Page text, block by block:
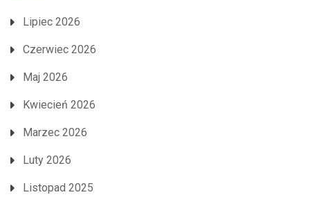
Lipiec 2026
Czerwiec 2026
Maj 2026
Kwiecień 2026
Marzec 2026
Luty 2026
Listopad 2025